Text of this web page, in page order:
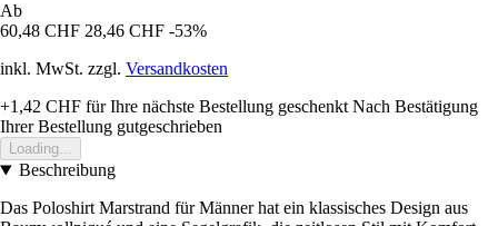
Ab
60,48 CHF 28,46 CHF -53%
inkl. MwSt. zzgl. Versandkosten
+1,42 CHF für Ihre nächste Bestellung geschenkt Nach Bestätigung
Ihrer Bestellung gutgeschrieben
Loading...
Beschreibung
Das Poloshirt Marstrand für Männer hat ein klassisches Design aus